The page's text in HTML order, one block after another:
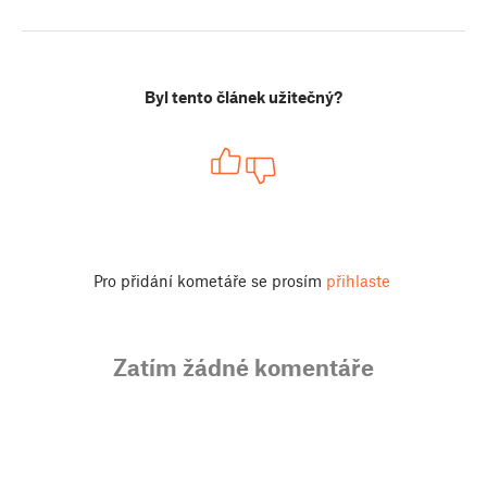
Byl tento článek užitečný?
Pro přidání kometáře se prosím přihlaste
Zatím žádné komentáře